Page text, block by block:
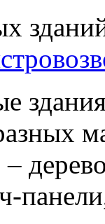
–